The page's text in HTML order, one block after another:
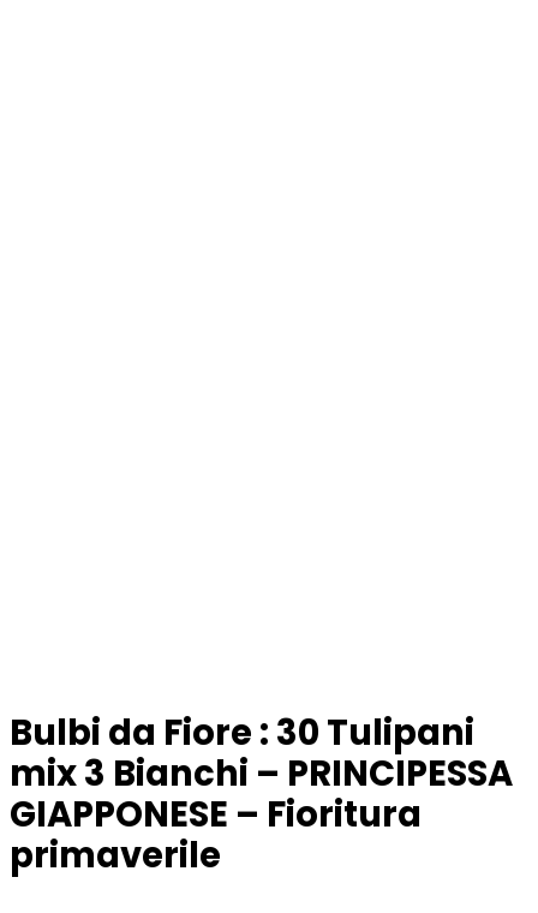
Bulbi da Fiore : 30 Tulipani
mix 3 Bianchi – PRINCIPESSA
GIAPPONESE – Fioritura
primaverile